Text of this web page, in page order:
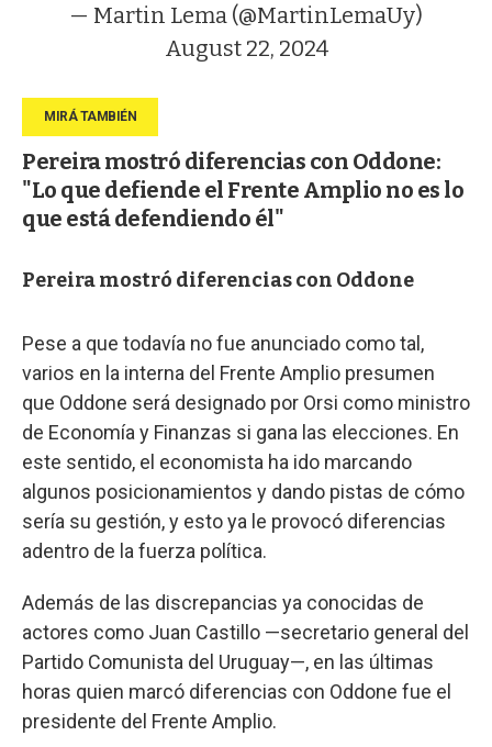
— Martin Lema (@MartinLemaUy)
August 22, 2024
Pereira mostró diferencias con Oddone:
"Lo que defiende el Frente Amplio no es lo
que está defendiendo él"
Pereira mostró diferencias con Oddone
Pese a que todavía no fue anunciado como tal,
varios en la interna del Frente Amplio presumen
que Oddone será designado por Orsi como ministro
de Economía y Finanzas si gana las elecciones. En
este sentido, el economista ha ido marcando
algunos posicionamientos y dando pistas de cómo
sería su gestión, y esto ya le provocó diferencias
adentro de la fuerza política.
Además de las discrepancias ya conocidas de
actores como Juan Castillo —secretario general del
Partido Comunista del Uruguay—, en las últimas
horas quien marcó diferencias con Oddone fue el
presidente del Frente Amplio.